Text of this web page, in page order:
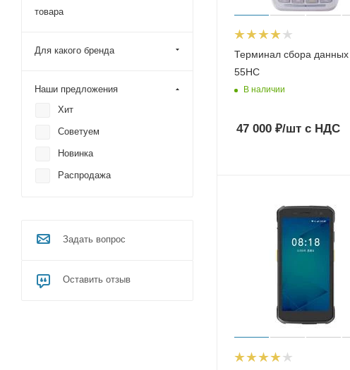
Терминал сбора данных
55HC
В наличии
47 000 ₽/шт с НДС
товара
Для какого бренда
Наши предложения
Хит
Советуем
Новинка
Распродажа
Задать вопрос
Оставить отзыв